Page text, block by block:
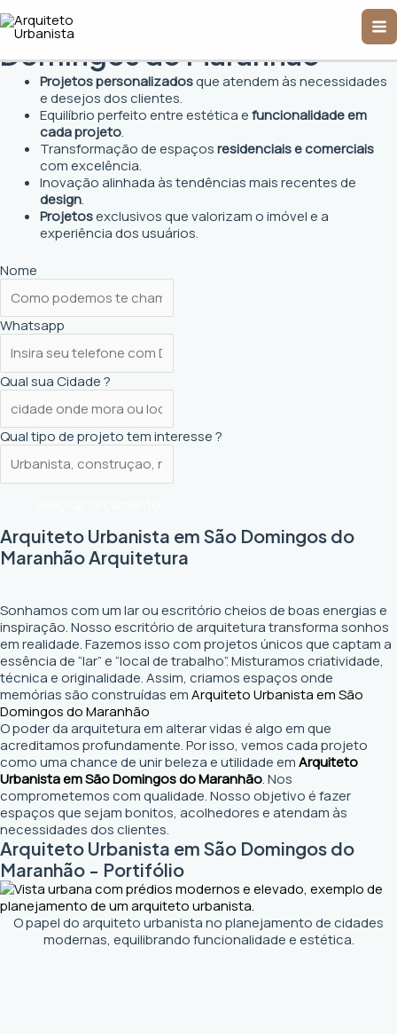
para
conteúdo
Arquiteto Urbanista em São
Domingos do Maranhão
Projetos personalizadosque atendem às necessidades
e desejos dos clientes.
Equilíbrio perfeito entre estética efuncionalidade em
cada projeto.
Transformação de espaçosresidenciais e comerciais
com excelência.
Inovação alinhada às tendências mais recentes de
design.
Projetosexclusivos que valorizam o imóvel e a
experiência dos usuários.
Nome
Whatsapp
Qual sua Cidade ?
Qual tipo de projeto tem interesse ?
Arquiteto Urbanista em São Domingos do
Maranhão Arquitetura
Sonhamos com um lar ou escritório cheios de boas energias e
inspiração. Nosso escritório de arquitetura transforma sonhos
em realidade. Fazemos isso com projetos únicos que captam a
essência de “lar” e “local de trabalho”. Misturamos criatividade,
técnica e originalidade. Assim, criamos espaços onde
memórias são construídas emArquiteto Urbanista em São
Domingos do Maranhão
O poder da arquitetura em alterar vidas é algo em que
acreditamos profundamente. Por isso, vemos cada projeto
como uma chance de unir beleza e utilidade emArquiteto
Urbanista em São Domingos do Maranhão. Nos
comprometemos com qualidade. Nosso objetivo é fazer
espaços que sejam bonitos, acolhedores e atendam às
necessidades dos clientes.
Arquiteto Urbanista em São Domingos do
Maranhão - Portifólio
O papel do arquiteto urbanista no planejamento de cidades
modernas, equilibrando funcionalidade e estética.